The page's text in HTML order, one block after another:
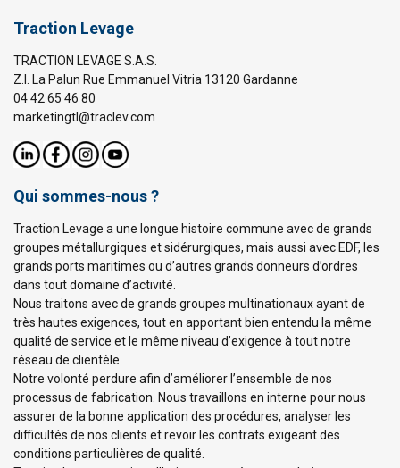
Traction Levage
TRACTION LEVAGE S.A.S.
Z.I. La Palun Rue Emmanuel Vitria 13120 Gardanne
04 42 65 46 80
marketingtl@traclev.com
Qui sommes-nous ?
Traction Levage a une longue histoire commune avec de grands
groupes métallurgiques et sidérurgiques, mais aussi avec EDF, les
grands ports maritimes ou d’autres grands donneurs d’ordres
dans tout domaine d’activité.
Nous traitons avec de grands groupes multinationaux ayant de
très hautes exigences, tout en apportant bien entendu la même
qualité de service et le même niveau d’exigence à tout notre
réseau de clientèle.
Notre volonté perdure afin d’améliorer l’ensemble de nos
processus de fabrication. Nous travaillons en interne pour nous
assurer de la bonne application des procédures, analyser les
difficultés de nos clients et revoir les contrats exigeant des
conditions particulières de qualité.